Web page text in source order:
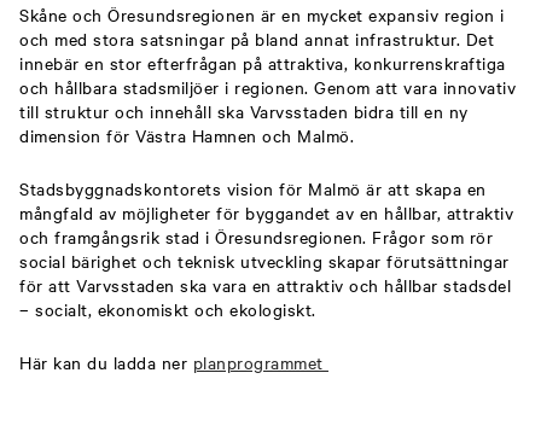
Skåne och Öresundsregionen är en mycket expansiv region i
och med stora satsningar på bland annat infrastruktur. Det
innebär en stor efterfrågan på attraktiva, konkurrenskraftiga
och hållbara stadsmiljöer i regionen. Genom att vara innovativ
till struktur och innehåll ska Varvsstaden bidra till en ny
dimension för Västra Hamnen och Malmö.
Stadsbyggnadskontorets vision för Malmö är att skapa en
mångfald av möjligheter för byggandet av en hållbar, attraktiv
och framgångsrik stad i Öresundsregionen. Frågor som rör
social bärighet och teknisk utveckling skapar förutsättningar
för att Varvsstaden ska vara en attraktiv och hållbar stadsdel
– socialt, ekonomiskt och ekologiskt.
Här kan du ladda ner planprogrammet